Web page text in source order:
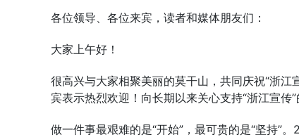
各位领导、各位来宾，读者和媒体朋友们：
大家上午好！
很高兴与大家相聚美丽的莫干山，共同庆祝“浙
宾表示热烈欢迎！向长期以来关心支持“浙江宣传
做一件事最艰难的是“开始”，最可贵的是“坚持”